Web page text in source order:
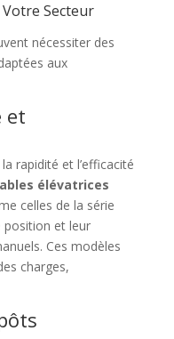
Secteur
nécessiter des
aux
et
rapidité et l’efficacité
élévatrices
celles de la série
position et leur
Ces modèles
charges,